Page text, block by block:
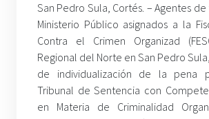
San Pedro Sula, Cortés. – Agentes
Ministerio Público asignados a la
Contra el Crimen Organizad
Regional del Norte en San Pedro
de individualización de la pena
Tribunal de Sentencia con
en Materia de Criminalidad